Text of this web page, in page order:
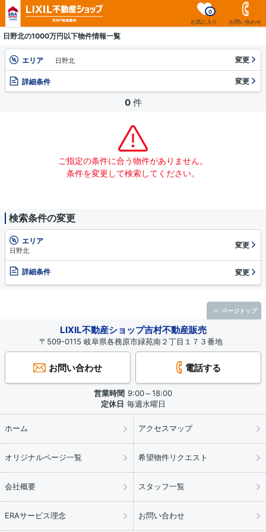
お気に入り
0
お問い合わせ
日野北の1000万円以下物件情報一覧
エリア 日野北 変更
詳細条件 変更
0 件
ご指定の条件に合う物件がありません。
条件を変更して検索してください。
検索条件の変更
エリア
日野北
変更
詳細条件 変更
LIXIL不動産ショップ吉村不動産販売
〒509-0115 岐阜県各務原市緑苑南２丁目１７３番地
お問い合わせ 電話する
営業時間 9:00～18:00
定休日 毎週水曜日
ホーム アクセスマップ
オリジナルページ一覧 希望物件リクエスト
会社概要 スタッフ一覧
ERAサービス理念 お問い合わせ
ページトップ